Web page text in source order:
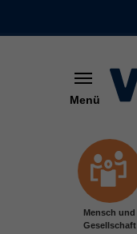
Menü
Mensch und
Gesellschaft